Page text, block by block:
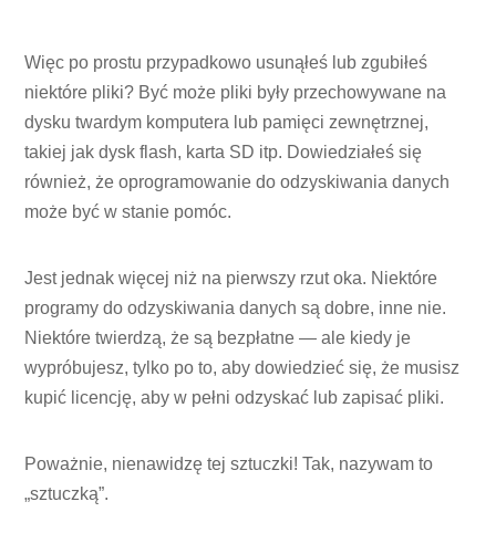
Więc po prostu przypadkowo usunąłeś lub zgubiłeś
niektóre pliki? Być może pliki były przechowywane na
dysku twardym komputera lub pamięci zewnętrznej,
takiej jak dysk flash, karta SD itp. Dowiedziałeś się
również, że oprogramowanie do odzyskiwania danych
może być w stanie pomóc.
Jest jednak więcej niż na pierwszy rzut oka. Niektóre
programy do odzyskiwania danych są dobre, inne nie.
Niektóre twierdzą, że są bezpłatne — ale kiedy je
wypróbujesz, tylko po to, aby dowiedzieć się, że musisz
kupić licencję, aby w pełni odzyskać lub zapisać pliki.
Poważnie, nienawidzę tej sztuczki! Tak, nazywam to
„sztuczką”.